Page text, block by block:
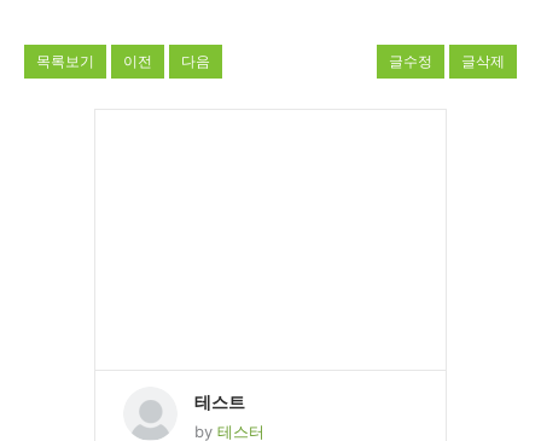
목록보기 이전 다음 글수정 글삭제
테스트
by 테스터